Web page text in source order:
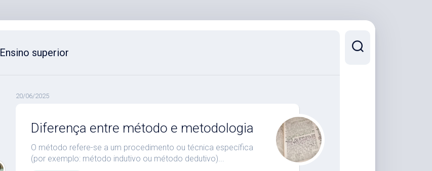
Ensino superior
20/06/2025
Diferença entre método e metodologia
O método refere-se a um procedimento ou técnica específica
(por exemplo: método indutivo ou método dedutivo)...